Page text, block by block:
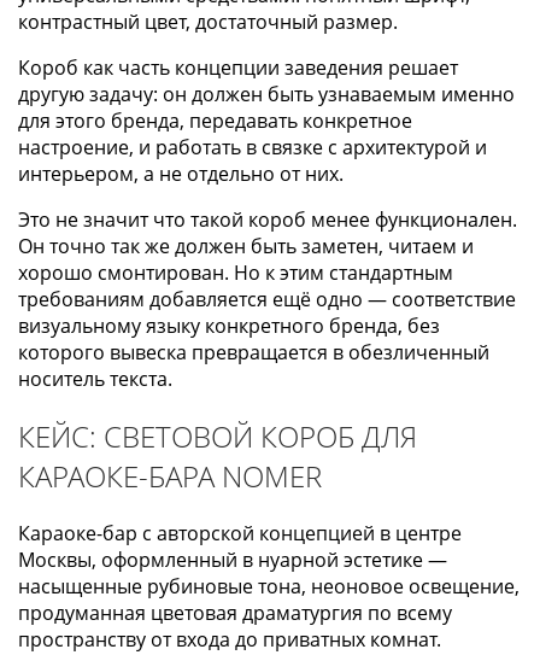
контрастный цвет, достаточный размер.
Короб как часть концепции заведения решает
другую задачу: он должен быть узнаваемым именно
для этого бренда, передавать конкретное
настроение, и работать в связке с архитектурой и
интерьером, а не отдельно от них.
Это не значит что такой короб менее функционален.
Он точно так же должен быть заметен, читаем и
хорошо смонтирован. Но к этим стандартным
требованиям добавляется ещё одно — соответствие
визуальному языку конкретного бренда, без
которого вывеска превращается в обезличенный
носитель текста.
КЕЙС: СВЕТОВОЙ КОРОБ ДЛЯ
КАРАОКЕ-БАРА NOMER
Караоке-бар с авторской концепцией в центре
Москвы, оформленный в нуарной эстетике —
насыщенные рубиновые тона, неоновое освещение,
продуманная цветовая драматургия по всему
пространству от входа до приватных комнат.